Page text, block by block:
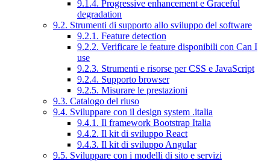
9.1.4. Progressive enhancement e Graceful
degradation
9.2. Strumenti di supporto allo sviluppo del software
9.2.1. Feature detection
9.2.2. Verificare le feature disponibili con Can I
use
9.2.3. Strumenti e risorse per CSS e JavaScript
9.2.4. Supporto browser
9.2.5. Misurare le prestazioni
9.3. Catalogo del riuso
9.4. Sviluppare con il design system .italia
9.4.1. Il framework Bootstrap Italia
9.4.2. Il kit di sviluppo React
9.4.3. Il kit di sviluppo Angular
9.5. Sviluppare con i modelli di sito e servizi